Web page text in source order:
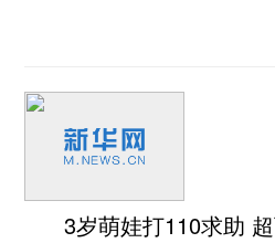
3岁萌娃打110求助